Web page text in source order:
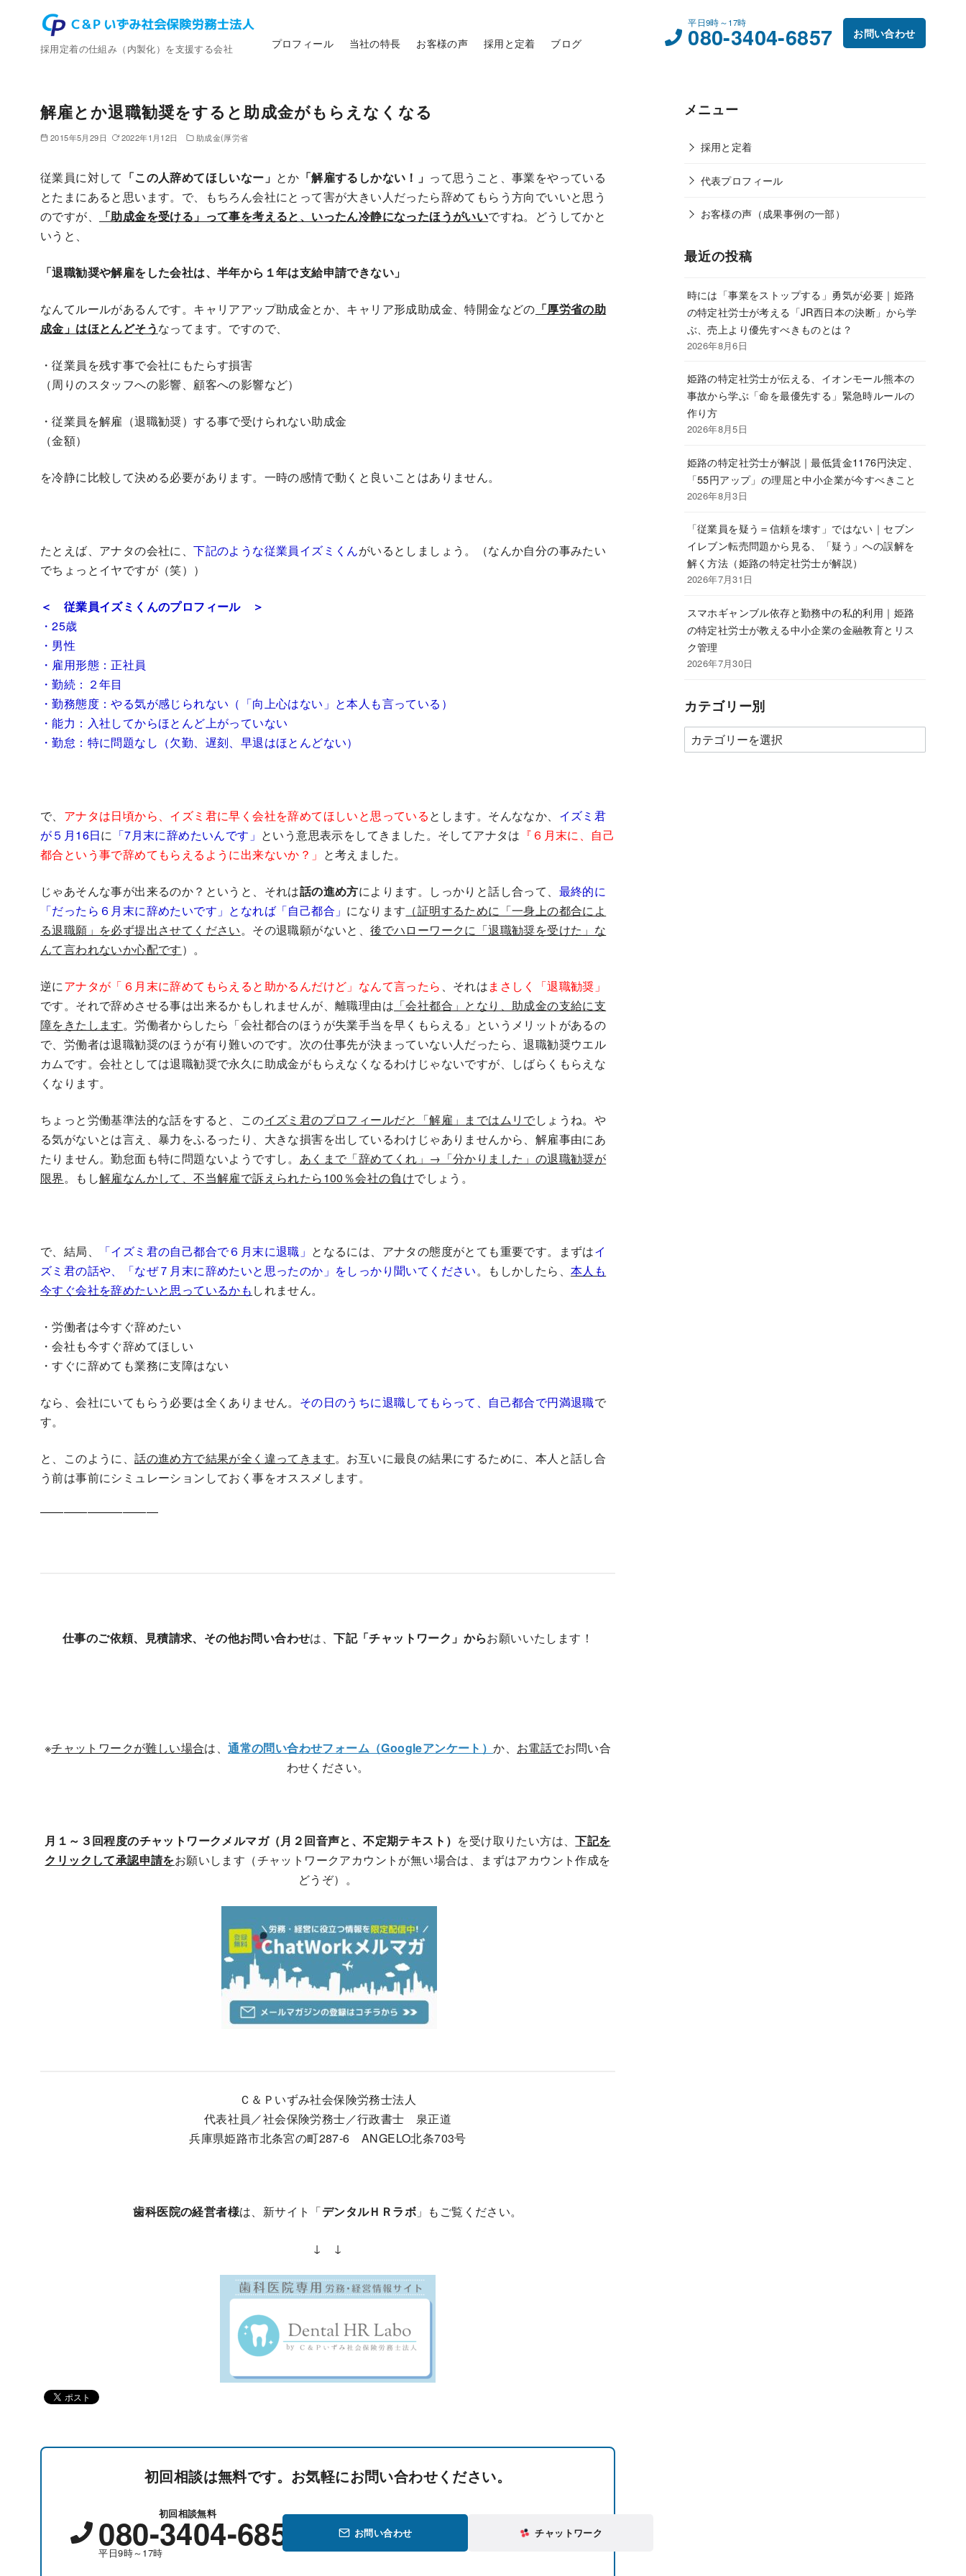
採用定着の仕組み（内製化）を支援する会社 プロフィール 当社の特長 お客様の声 採用と定着 ブログ
平日9時～17時
080-3404-6857 お問い合わせ
解雇とか退職勧奨をすると助成金がもらえなくなる
2015年5月29日 2022年1月12日 助成金(厚労省
従業員に対して 「この人辞めてほしいなー」 とか 「解雇するしかない！」 って思うこと、事業をやっている
とたまにあると思います。で、もちろん会社にとって害が大きい人だったら辞めてもらう方向でいいと思う
のですが、
「助成金を受ける」って事を考えると、いったん冷静になったほうがいいですね。どうしてかと
いうと、
「退職勧奨や解雇をした会社は、半年から１年は支給申請できない」
なんてルールがあるんです。キャリアアップ助成金とか、キャリア形成助成金、特開金などの 「厚労省の助
成金」はほとんどそうなってます。ですので、
・従業員を残す事で会社にもたらす損害
（周りのスタッフへの影響、顧客への影響など）
・従業員を解雇（退職勧奨）する事で受けられない助成金
（金額）
を冷静に比較して決める必要があります。一時の感情で動くと良いことはありません。
たとえば、アナタの会社に、下記のような従業員イズミくんがいるとしましょう。（なんか自分の事みたい
でちょっとイヤですが（笑））
＜ 従業員イズミくんのプロフィール ＞
・25歳
・男性
・雇用形態：正社員
・勤続：２年目
・勤務態度：やる気が感じられない（「向上心はない」と本人も言っている）
・能力：入社してからほとんど上がっていない
・勤怠：特に問題なし（欠勤、遅刻、早退はほとんどない）
で、 アナタは日頃から、イズミ君に早く会社を辞めてほしいと思っているとします。そんななか、 イズミ君
が５月16日に 「7月末に辞めたいんです」 という意思表示をしてきました。そしてアナタは 『６月末に、自己
都合という事で辞めてもらえるように出来ないか？」 と考えました。
じゃあそんな事が出来るのか？というと、それは話の進め方によります。しっかりと話し合って、 最終的に
「だったら６月末に辞めたいです」となれば「自己都合」 になります （証明するために「一身上の都合によ
る退職願」を必ず提出させてください。その退職願がないと、後でハローワークに「退職勧奨を受けた」な
んて言われないか心配です）。
逆にアナタが「６月末に辞めてもらえると助かるんだけど」なんて言ったら 、それはまさしく「退職勧奨」
です。それで辞めさせる事は出来るかもしれませんが、離職理由は 「会社都合」となり、助成金の支給に支
障をきたします。労働者からしたら「会社都合のほうが失業手当を早くもらえる」というメリットがあるの
で、労働者は退職勧奨のほうが有り難いのです。次の仕事先が決まっていない人だったら、退職勧奨ウエル
カムです。会社としては退職勧奨で永久に助成金がもらえなくなるわけじゃないですが、しばらくもらえな
くなります。
ちょっと労働基準法的な話をすると、このイズミ君のプロフィールだと「解雇」まではムリでしょうね。や
る気がないとは言え、暴力をふるったり、大きな損害を出しているわけじゃありませんから、解雇事由にあ
たりません。勤怠面も特に問題ないようですし。 あくまで「辞めてくれ」→「分かりました」の退職勧奨が
限界。もし解雇なんかして、不当解雇で訴えられたら100％会社の負けでしょう。
で、結局、 「イズミ君の自己都合で６ 月末に退職」 となるには、アナタの態度がとても重要です。まずはイ
ズミ君の話や、「なぜ７月末に辞めたいと思ったのか」をしっかり聞いてください。もしかしたら、本人も
今すぐ会社を辞めたいと思っているかも しれません。
・労働者は今すぐ辞めたい
・会社も今すぐ辞めてほしい
・すぐに辞めても業務に支障はない
なら、会社にいてもらう必要は全くありません。 その日のうちに退職してもらって、自己都合で円満退職で
す。
と、このように、話の進め方で結果が全く違ってきます。お互いに最良の結果にするために、本人と話し合
う前は事前にシミュレーションしておく事をオススメします。
——————————
仕事のご依頼、見積請求、その他お問い合わせは、下記「チャットワーク」からお願いいたします！
※チャットワークが難しい場合は、通常の問い合わせフォーム（Googleアンケート）か、 お電話でお問い合
わせください。
月１～３回程度のチャットワークメルマガ（月２回音声と、不定期テキスト） を受け取りたい方は、下記を
クリックして承認申請をお願いします（チャットワークアカウントが無い場合は、まずはアカウント作成を
どうぞ）。
Ｃ＆Ｐいずみ社会保険労務士法人
代表社員／社会保険労務士／行政書士 泉正道
兵庫県姫路市北条宮の町287-6 ANGELO北条703号
歯科医院の経営者様は、新サイト「デンタルＨＲラボ 」もご覧ください。
↓ ↓
初回相談は無料です。お気軽にお問い合わせください。
初回相談無料
080-3404-6857
平日9時～17時
お問い合わせ チャットワーク
メニュー
採用と定着
代表プロフィール
お客様の声（成果事例の一部）
最近の投稿
時には「事業をストップする」勇気が必要｜姫路
の特定社労士が考える「JR西日本の決断」から学
ぶ、売上より優先すべきものとは？
2026年8月6日
姫路の特定社労士が伝える、イオンモール熊本の
事故から学ぶ「命を最優先する」緊急時ルールの
作り方
2026年8月5日
姫路の特定社労士が解説｜最低賃金1176円決定、
「55円アップ」の理屈と中小企業が今すべきこと
2026年8月3日
「従業員を疑う＝信頼を壊す」ではない｜セブン
イレブン転売問題から見る、「疑う」への誤解を
解く方法（姫路の特定社労士が解説）
2026年7月31日
スマホギャンブル依存と勤務中の私的利用｜姫路
の特定社労士が教える中小企業の金融教育とリス
ク管理
2026年7月30日
カテゴリー別
カ
テ